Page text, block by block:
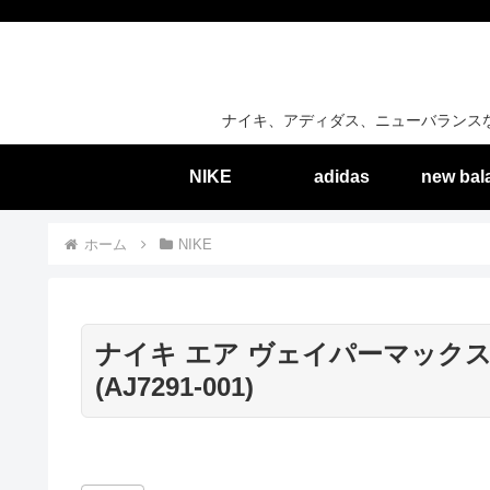
ナイキ、アディダス、ニューバラン
NIKE adidas new
ホーム NIKE
ナイキ エア ヴェイパーマック
(AJ7291-001)